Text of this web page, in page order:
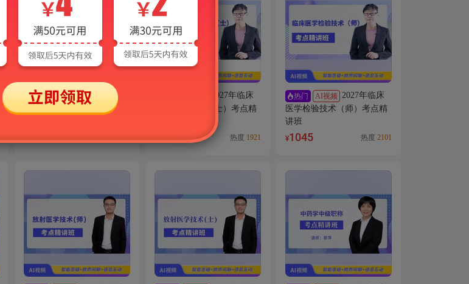
热门 AI视频
2027年外科
主治医师（普通外科学）考
¥1045 热度 5949
2027年临床
医学检验技术（士）考点精
¥1045 热度 1921
热门 AI视频 2027年临床
医学检验技术（师）考点精
讲班
¥1045 热度 2101